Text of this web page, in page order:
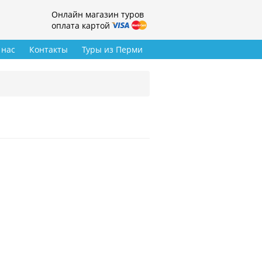
Онлайн магазин туров
оплата картой
Туры из Перми
Контакты